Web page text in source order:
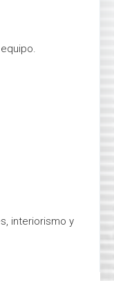
interiorismo y